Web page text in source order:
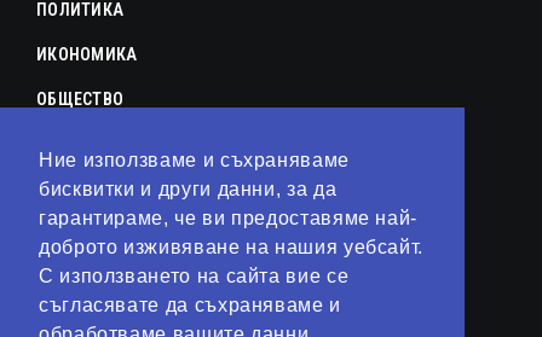
Ние използваме и съхраняваме
бисквитки и други данни, за да
гарантираме, че ви предоставяме най-
доброто изживяване на нашия уебсайт.
С използването на сайта вие се
съгласявате да съхраняваме и
ПОЛИТИКА
ИКОНОМИКА
ОБЩЕСТВО
КУЛТУРА
ЛАЙФСТАЙЛ
ТЕХНОЛОГИИ
АНАЛИЗИ